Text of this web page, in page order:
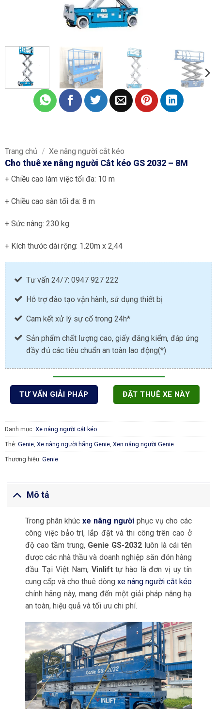
Trang chủ / Xe nâng người cắt kéo
Cho thuê xe nâng người Cắt kéo GS 2032 – 8M
+ Chiều cao làm việc tối đa: 10 m
+ Chiều cao sàn tối đa: 8 m
+ Sức nâng: 230 kg
+ Kích thước dài rộng: 1.20m x 2,44
Tư vấn 24/7: 0947 927 222
Hỗ trợ đào tạo vận hành, sử dụng thiết bị
Cam kết xử lý sự cố trong 24h*
Sản phẩm chất lượng cao, giấy đăng kiểm, đáp ứng
đầy đủ các tiêu chuẩn an toàn lao động(*)
TƯ VẤN GIẢI PHÁP ĐẶT THUÊ XE NÀY
Danh mục: Xe nâng người cắt kéo
Thẻ: Genie, Xe nâng người hãng Genie, Xen nâng người Genie
Thương hiệu: Genie
Mô tả
Trong phân khúcxe nâng ngườiphục vụ cho các
công việc bảo trì, lắp đặt và thi công trên cao ở
độ cao tầm trung, Genie GS-2032 luôn là cái tên
được các nhà thầu và doanh nghiệp săn đón hàng
đầu. Tại Việt Nam, Vinlifttự hào là đơn vị uy tín
cung cấp và cho thuê dòng xe nâng người cắt kéo
chính hãng này, mang đến một giải pháp nâng hạ
an toàn, hiệu quả và tối ưu chi phí.